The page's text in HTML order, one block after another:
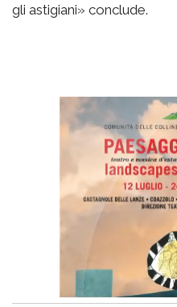
gli astigiani» conclude.